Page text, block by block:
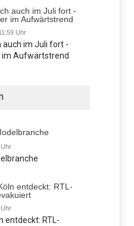
Uhr
auch im Juli fort -
im Aufwärtstrend
entdeckt: RTL-